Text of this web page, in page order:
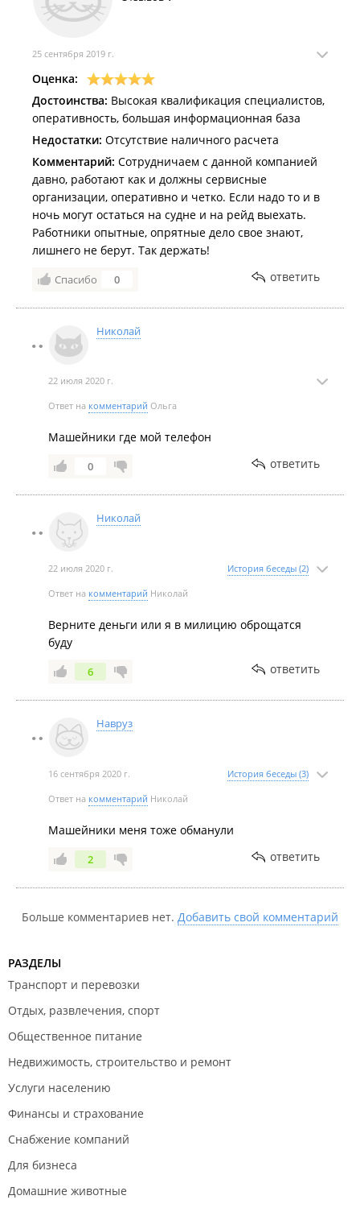
25 сентября 2019 г.
Оценка:
Достоинства: Высокая квалификация специалистов,
оперативность, большая информационная база
Недостатки: Отсутствие наличного расчета
Комментарий: Сотрудничаем с данной компанией
давно, работают как и должны сервисные
организации, оперативно и четко. Если надо то и в
ночь могут остаться на судне и на рейд выехать.
Работники опытные, опрятные дело свое знают,
лишнего не берут. Так держать!
Спасибо 0 ответить
Николай
22 июля 2020 г.
Ответ на комментарий Ольга
Машейники где мой телефон
0 ответить
Николай
22 июля 2020 г. История беседы (2)
Ответ на комментарий Николай
Верните деньги или я в милицию оброщатся
буду
6 ответить
Навруз
16 сентября 2020 г. История беседы (3)
Ответ на комментарий Николай
Машейники меня тоже обманули
2 ответить
Больше комментариев нет. Добавить свой комментарий
РАЗДЕЛЫ
Транспорт и перевозки
Отдых, развлечения, спорт
Общественное питание
Недвижимость, строительство и ремонт
Услуги населению
Финансы и страхование
Снабжение компаний
Для бизнеса
Домашние животные